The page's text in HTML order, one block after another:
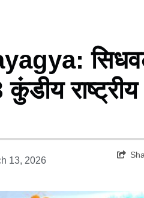
सिधवल
राष्ट्रीय
13, 2026